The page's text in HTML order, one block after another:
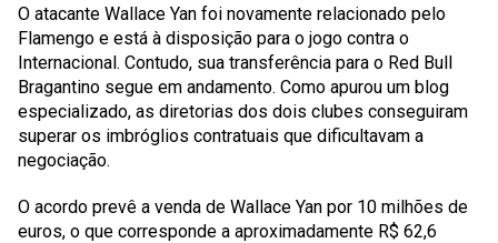
O atacante Wallace Yan foi novamente relacionado pelo
Flamengo e está à disposição para o jogo contra o
Internacional. Contudo, sua transferência para o Red Bull
Bragantino segue em andamento. Como apurou um blog
especializado, as diretorias dos dois clubes conseguiram
superar os imbróglios contratuais que dificultavam a
negociação.
O acordo prevê a venda de Wallace Yan por 10 milhões de
euros, o que corresponde a aproximadamente R$ 62,6